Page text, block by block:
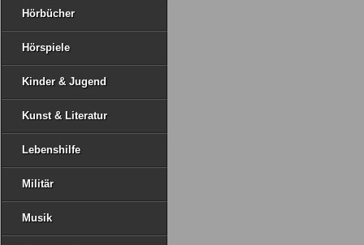
Hörbücher
Hörspiele
Kinder & Jugend
Kunst & Literatur
Lebenshilfe
Militär
Musik